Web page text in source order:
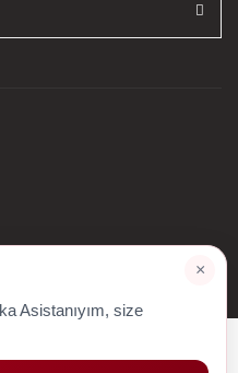
×
Asistanıyım, size